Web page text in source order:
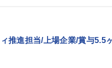
推進担当/上場企業/賞与5.5